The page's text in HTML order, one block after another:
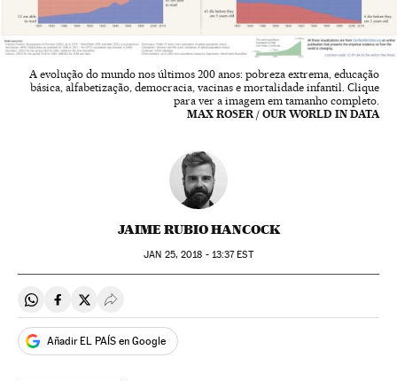
A evolução do mundo nos últimos 200 anos: pobreza extrema, educação
básica, alfabetização, democracia, vacinas e mortalidade infantil. Clique
para ver a imagem em tamanho completo.
MAX ROSER / OUR WORLD IN DATA
JAIME RUBIO HANCOCK
JAN 25, 2018 - 13:37EST
Compartir en Whatsapp
Compartir en Facebook
Compartir en Twitter
Desplegar Redes Sociales
Añadir EL PAÍS en Google